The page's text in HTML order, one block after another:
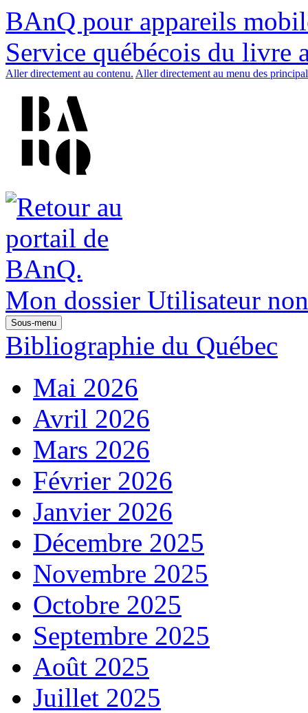
BAnQ pour appareils
Service québécois du livre
Aller directement au contenu. Aller directement au menu des
Mon dossier Utilisateur
Sous-menu
Bibliographie du Québec
Mai 2026
Avril 2026
Mars 2026
Février 2026
Janvier 2026
Décembre 2025
Novembre 2025
Octobre 2025
Septembre 2025
Août 2025
Juillet 2025